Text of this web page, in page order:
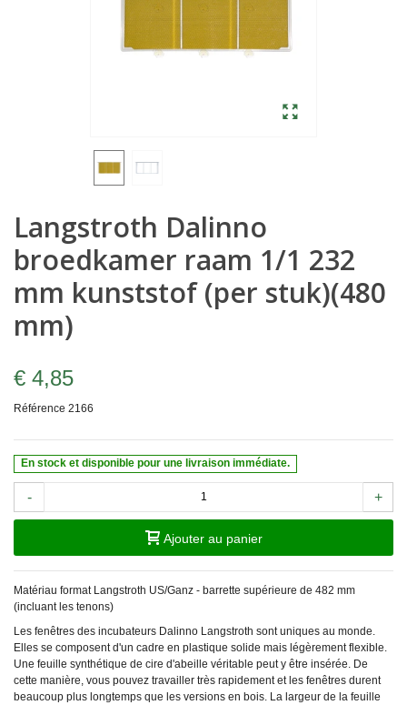
Langstroth Dalinno
broedkamer raam 1/1 232
mm kunststof (per stuk)(480
mm)
€ 4,85
Référence 2166
En stock et disponible pour une livraison immédiate.
- +
Ajouter au panier
Matériau format Langstroth US/Ganz - barrette supérieure de 482 mm
(incluant les tenons)
Les fenêtres des incubateurs Dalinno Langstroth sont uniques au monde.
Elles se composent d'un cadre en plastique solide mais légèrement flexible.
Une feuille synthétique de cire d'abeille véritable peut y être insérée. De
cette manière, vous pouvez travailler très rapidement et les fenêtres durent
beaucoup plus longtemps que les versions en bois. La largeur de la feuille